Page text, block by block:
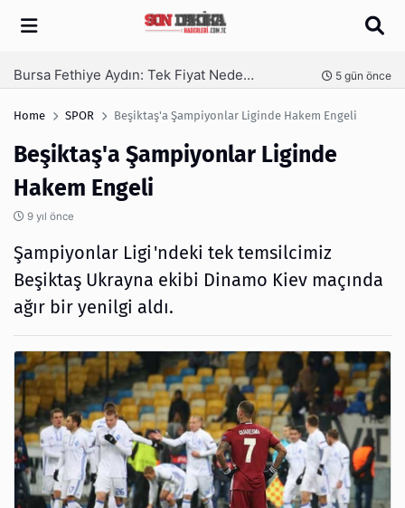
Arama
SEO Hizmeti Alırken Kandırılmamak İçin Bilinmesi Gerekenler 6 gün önce
Home SPOR Beşiktaş'a Şampiyonlar Liginde Hakem Engeli
Beşiktaş'a Şampiyonlar Liginde
Hakem Engeli
9 yıl önce
Şampiyonlar Ligi'ndeki tek temsilcimiz
Beşiktaş Ukrayna ekibi Dinamo Kiev maçında
ağır bir yenilgi aldı.